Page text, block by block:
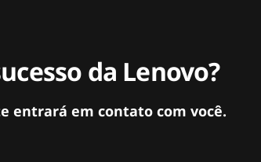
da Lenovo?
entrará em contato com você.